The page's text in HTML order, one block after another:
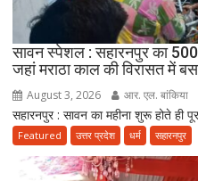
सावन स्पेशल : सहारनपुर का 500
जहां मराठा काल की विरासत में
August 3, 2026 आर. एल. बांकिया
सहारनपुर : सावन का महीना शुरू होते ही
Featured उत्तर प्रदेश धर्म सहारनपुर